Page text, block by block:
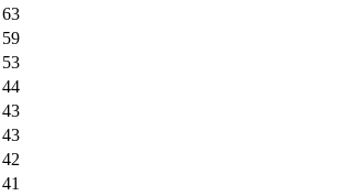
63
59
53
44
43
43
42
41